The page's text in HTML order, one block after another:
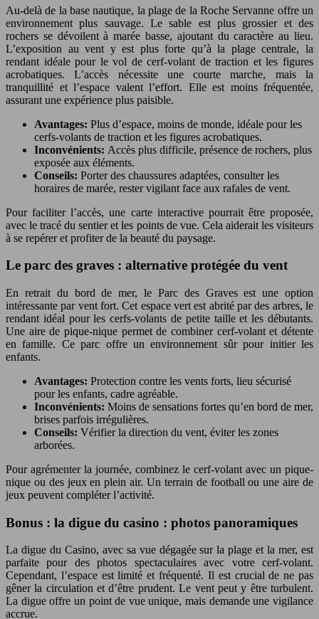
Au-delà de la base nautique, la plage de la Roche Servanne offre un
environnement plus sauvage. Le sable est plus grossier et des
rochers se dévoilent à marée basse, ajoutant du caractère au lieu.
L’exposition au vent y est plus forte qu’à la plage centrale, la
rendant idéale pour le vol de cerf-volant de traction et les figures
acrobatiques. L’accès nécessite une courte marche, mais la
tranquillité et l’espace valent l’effort. Elle est moins fréquentée,
assurant une expérience plus paisible.
Avantages: Plus d’espace, moins de monde, idéale pour les
cerfs-volants de traction et les figures acrobatiques.
Inconvénients: Accès plus difficile, présence de rochers, plus
exposée aux éléments.
Conseils: Porter des chaussures adaptées, consulter les
horaires de marée, rester vigilant face aux rafales de vent.
Pour faciliter l’accès, une carte interactive pourrait être proposée,
avec le tracé du sentier et les points de vue. Cela aiderait les visiteurs
à se repérer et profiter de la beauté du paysage.
Le parc des graves : alternative protégée du vent
En retrait du bord de mer, le Parc des Graves est une option
intéressante par vent fort. Cet espace vert est abrité par des arbres, le
rendant idéal pour les cerfs-volants de petite taille et les débutants.
Une aire de pique-nique permet de combiner cerf-volant et détente
en famille. Ce parc offre un environnement sûr pour initier les
enfants.
Avantages: Protection contre les vents forts, lieu sécurisé
pour les enfants, cadre agréable.
Inconvénients: Moins de sensations fortes qu’en bord de mer,
brises parfois irrégulières.
Conseils: Vérifier la direction du vent, éviter les zones
arborées.
Pour agrémenter la journée, combinez le cerf-volant avec un pique-
nique ou des jeux en plein air. Un terrain de football ou une aire de
jeux peuvent compléter l’activité.
Bonus : la digue du casino : photos panoramiques
La digue du Casino, avec sa vue dégagée sur la plage et la mer, est
parfaite pour des photos spectaculaires avec votre cerf-volant.
Cependant, l’espace est limité et fréquenté. Il est crucial de ne pas
gêner la circulation et d’être prudent. Le vent peut y être turbulent.
La digue offre un point de vue unique, mais demande une vigilance
accrue.